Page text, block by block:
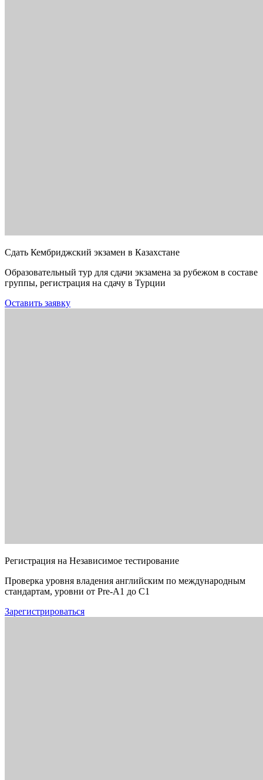
Сдать Кембриджский экзамен в Казахстане
Образовательный тур для сдачи экзамена за рубежом в составе
группы, регистрация на сдачу в Турции
Оставить заявку
Регистрация на Независимое тестирование
Проверка уровня владения английским по международным
стандартам, уровни от Pre-A1 до C1
Зарегистрироваться